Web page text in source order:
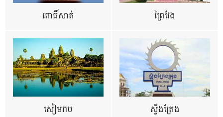
ពោធិ៍សាត់ ព្រៃវែង
សៀមរាប ស្ទឹងត្រែង